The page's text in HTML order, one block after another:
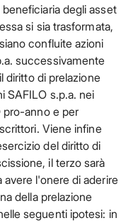
degli asset
si sia trasformata,
confluite azioni
successivamente
diritto di prelazione
SAFILO s.p.a. nei
pro-anno e per
Viene infine
del diritto di
il terzo sarà
l'onere di aderire
della prelazione
seguenti ipotesi: in